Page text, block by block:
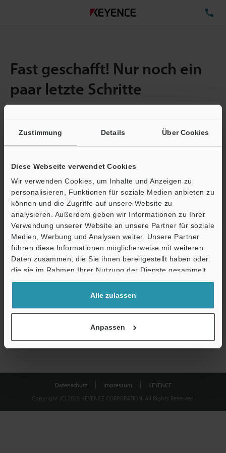
Zustimmung Details Über Cookies
Diese Webseite verwendet Cookies
Wir verwenden Cookies, um Inhalte und Anzeigen zu
personalisieren, Funktionen für soziale Medien anbieten zu
können und die Zugriffe auf unsere Website zu
analysieren. Außerdem geben wir Informationen zu Ihrer
Verwendung unserer Website an unsere Partner für soziale
Medien, Werbung und Analysen weiter. Unsere Partner
führen diese Informationen möglicherweise mit weiteren
Daten zusammen, die Sie ihnen bereitgestellt haben oder
die sie im Rahmen Ihrer Nutzung der Dienste gesammelt
haben.
Alle zulassen
Anpassen
Fast geschafft! Nur noch ein
paar letzte Schritte
E-Mail-Adresse (erforderlich)
Download
Datenschutz ist uns wichtig - Ihre Daten werden niemals
Datenschutz
Datenschutz Impressum
KEYENCE
Copyright (C) 2026 KEYENCE CORPORATION. All Rights Reserved.